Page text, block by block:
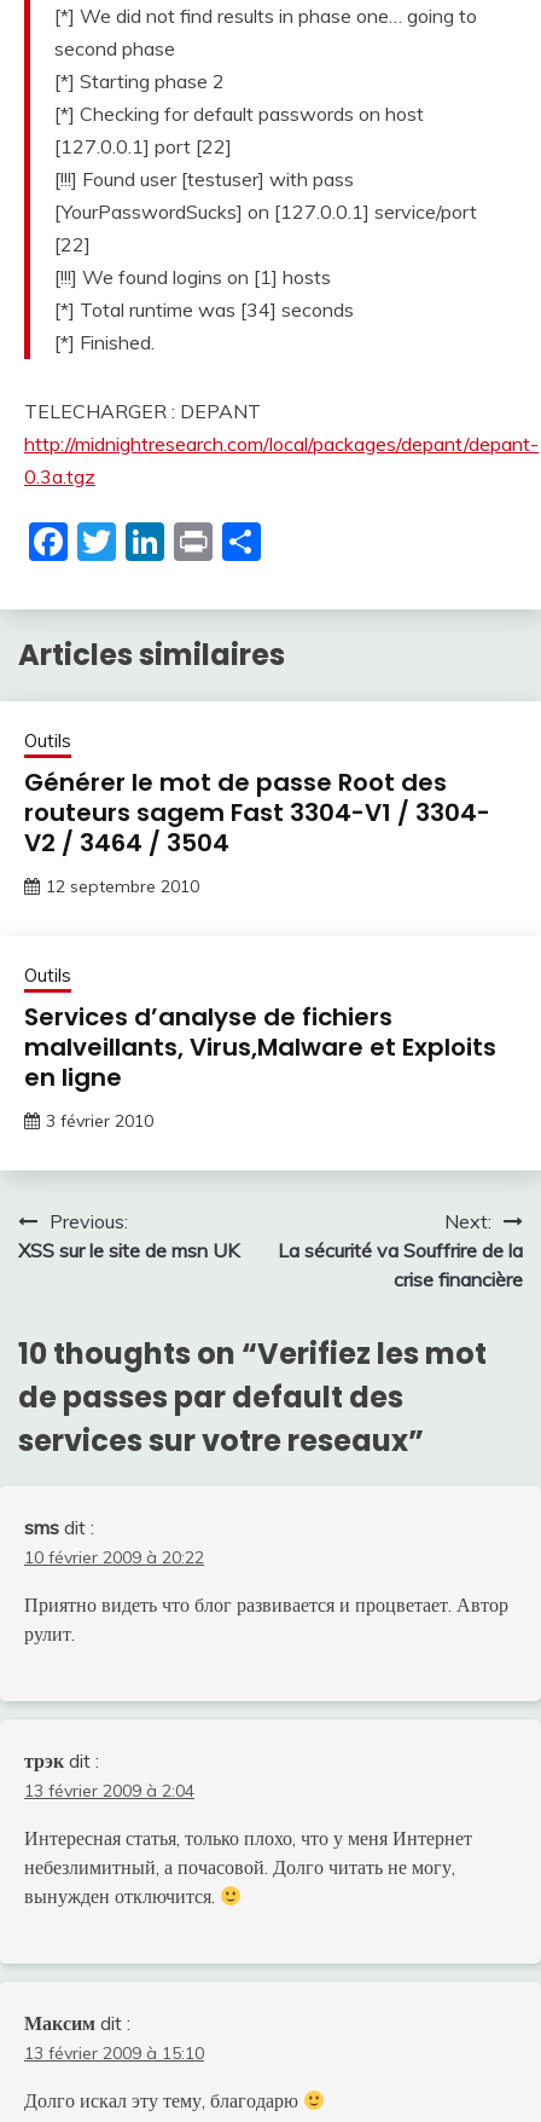
[*] We did not find results in phase one… going to
second phase
[*] Starting phase 2
[*] Checking for default passwords on host
[127.0.0.1] port [22]
[!!!] Found user [testuser] with pass
[YourPasswordSucks] on [127.0.0.1] service/port
[22]
[!!!] We found logins on [1] hosts
[*] Total runtime was [34] seconds
[*] Finished.
TELECHARGER : DEPANT
http://midnightresearch.com/local/packages/depant/depant-
0.3a.tgz
Facebook
Twitter
LinkedIn
Print
Articles similaires
Outils
Générer le mot de passe Root des
routeurs sagem Fast 3304-V1 / 3304-
V2 / 3464 / 3504
12 septembre 2010
Outils
Services d’analyse de fichiers
malveillants, Virus,Malware et Exploits
en ligne
3 février 2010
Navigation
de
Previous:
XSS sur le site de msn UK
Next:
La sécurité va Souffrire de la
crise financière
10 thoughts on “Verifiez les mot
de passes par default des
services sur votre reseaux”
sms dit :
10 février 2009 à 20:22
Приятно видеть что блог развивается и процветает. Автор
рулит.
трэк dit :
13 février 2009 à 2:04
Интересная статья, только плохо, что у меня Интернет
небезлимитный, а почасовой. Долго читать не могу,
вынужден отключится.
Максим dit :
13 février 2009 à 15:10
Долго искал эту тему, благодарю